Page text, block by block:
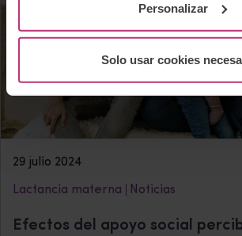
Personalizar
Solo usar cookies
29 julio 2024
Lactancia materna Noticias
Efectos del apoyo social